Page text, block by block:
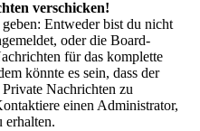
verschicken!
Entweder bist du nicht
oder die Board-
für das komplette
könnte es sein, dass der
Nachrichten zu
einen Administrator,
erhalten.